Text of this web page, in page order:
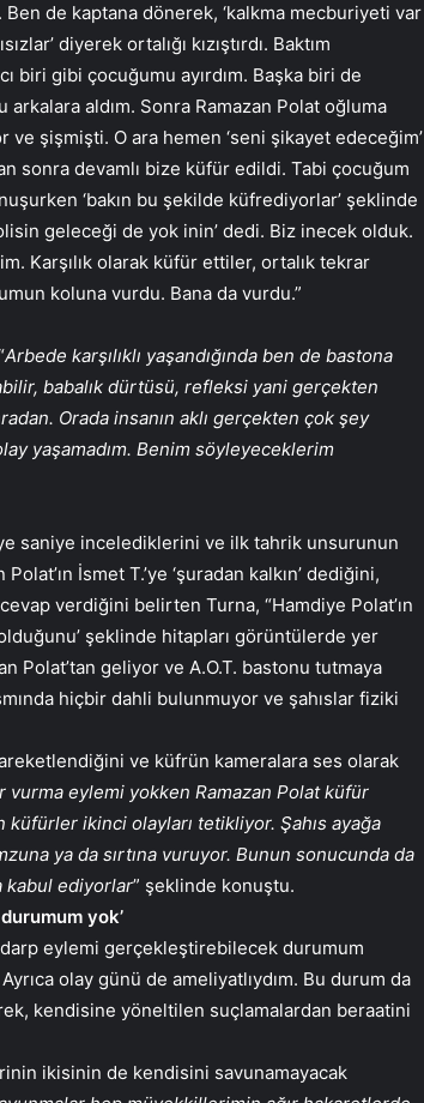
de kaptana dönerek, ‘kalkma mecburiyeti var
diyerek ortalığı kızıştırdı. Baktım
biri gibi çocuğumu ayırdım. Başka biri de
arkalara aldım. Sonra Ramazan Polat oğluma
şişmişti. O ara hemen ‘seni şikayet edeceğim’
sonra devamlı bize küfür edildi. Tabi çocuğum
‘bakın bu şekilde küfrediyorlar’ şeklinde
geleceği de yok inin’ dedi. Biz inecek olduk.
Karşılık olarak küfür ettiler, ortalık tekrar
koluna vurdu. Bana da vurdu.”
Arbede karşılıklı yaşandığında ben de bastona
babalık dürtüsü, refleksi yani gerçekten
Orada insanın aklı gerçekten çok şey
yaşamadım. Benim söyleyeceklerim
saniye incelediklerini ve ilk tahrik unsurunun
İsmet T.’ye ‘şuradan kalkın’ dediğini,
verdiğini belirten Turna, “Hamdiye Polat’ın
olduğunu’ şeklinde hitapları görüntülerde yer
Polat’tan geliyor ve A.O.T. bastonu tutmaya
hiçbir dahli bulunmuyor ve şahıslar fiziki
ve küfrün kameralara ses olarak
eylemi yokken Ramazan Polat küfür
ikinci olayları tetikliyor. Şahıs ayağa
ya da sırtına vuruyor. Bunun sonucunda da
kabul ediyorlar” şeklinde konuştu.
yok’
eylemi gerçekleştirebilecek durumum
olay günü de ameliyatlıydım. Bu durum da
kendisine yöneltilen suçlamalardan beraatini
ikisinin de kendisini savunamayacak